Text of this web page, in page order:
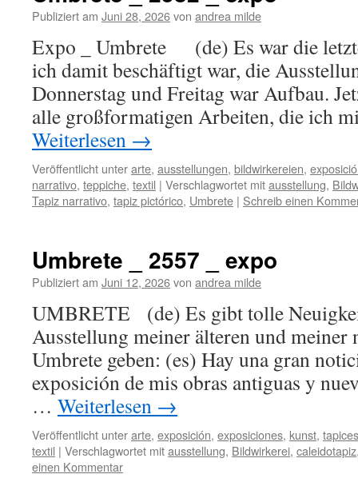
Publiziert am Juni 28, 2026von andrea milde
Expo _ Umbrete (de) Es war die
ich damit beschäftigt war, die
Donnerstag und Freitag war Aufbau.
alle großformatigen Arbeiten, die ich
Weiterlesen →
Veröffentlicht unterarte, ausstellungen, bildwirkereien,
narrativo, teppiche, textil | Verschlagwortet mitausstellung,
Tapiz narrativo, tapiz pictórico, Umbrete | Schreib einen
Umbrete _ 2557 _ expo
Publiziert am Juni 12, 2026von andrea milde
UMBRETE (de) Es gibt tolle
Ausstellung meiner älteren und meiner
Umbrete geben: (es) Hay una gran
exposición de mis obras antiguas y
… Weiterlesen →
Veröffentlicht unterarte, exposición, exposiciones, kunst, tapices
textil | Verschlagwortet mitausstellung, Bildwirkerei, caleidotapiz
einen Kommentar